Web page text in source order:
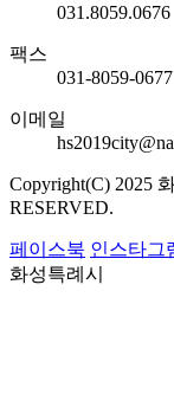
031.8059.0676
팩스
031-8059-0677
이메일
Copyright(C) 2025
RESERVED.
페이스북 인스타그
화성특례시